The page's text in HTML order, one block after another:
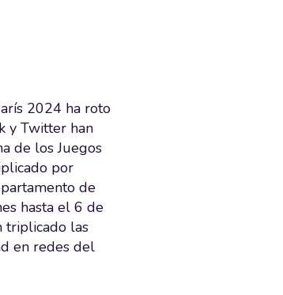
2024 ha roto
y Twitter han
de los Juegos
por
de
hasta el 6 de
triplicado las
en redes del